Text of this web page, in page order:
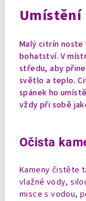
Umístění
Malý citrín
bohatství. V
středu, aby
světlo a teplo.
spánek ho
vždy při sobě
Očista
Kameny čistěte
vlažné vody,
misce s vodou,